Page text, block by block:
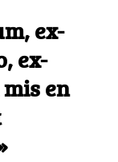
ex-
ex-
en